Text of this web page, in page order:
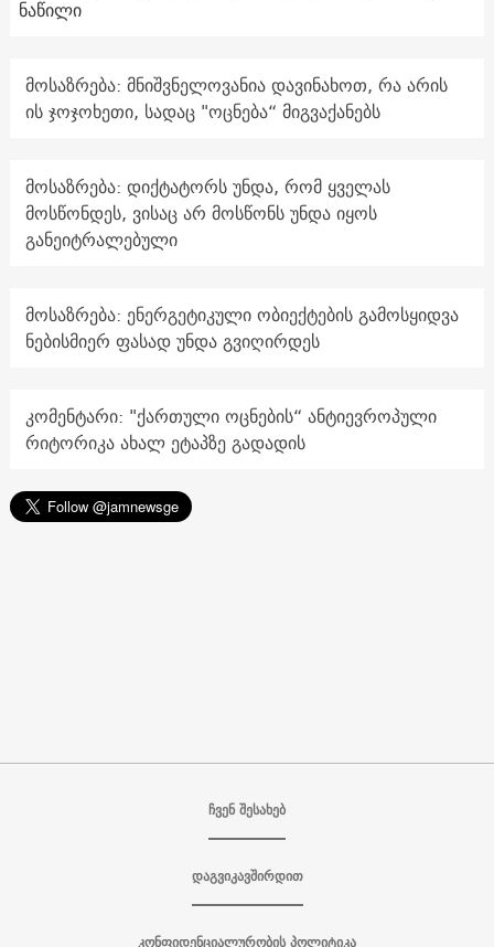
ნაწილი
მოსაზრება: მნიშვნელოვანია დავინახოთ, რა არის
ის ჯოჯოხეთი, სადაც "ოცნება“ მიგვაქანებს
მოსაზრება: დიქტატორს უნდა, რომ ყველას
მოსწონდეს, ვისაც არ მოსწონს უნდა იყოს
განეიტრალებული
მოსაზრება: ენერგეტიკული ობიექტების გამოსყიდვა
ნებისმიერ ფასად უნდა გვიღირდეს
კომენტარი: "ქართული ოცნების“ ანტიევროპული
რიტორიკა ახალ ეტაპზე გადადის
ჩვენ შესახებ
დაგვიკავშირდით
კონფიდენციალურობის პოლიტიკა